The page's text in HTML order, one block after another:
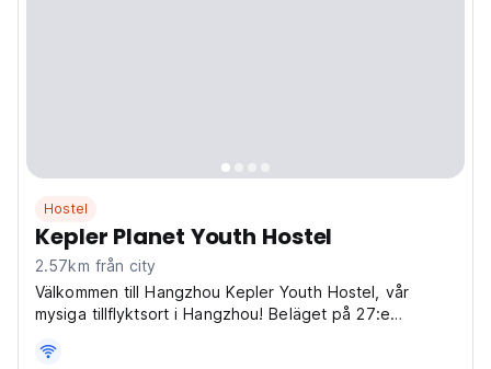
Hostel
Kepler Planet Youth Hostel
2.57km från city
Välkommen till Hangzhou Kepler Youth Hostel, vår
mysiga tillflyktsort i Hangzhou! Beläget på 27:e
Gongshu-distriktet, med bekväma transportförbindelser